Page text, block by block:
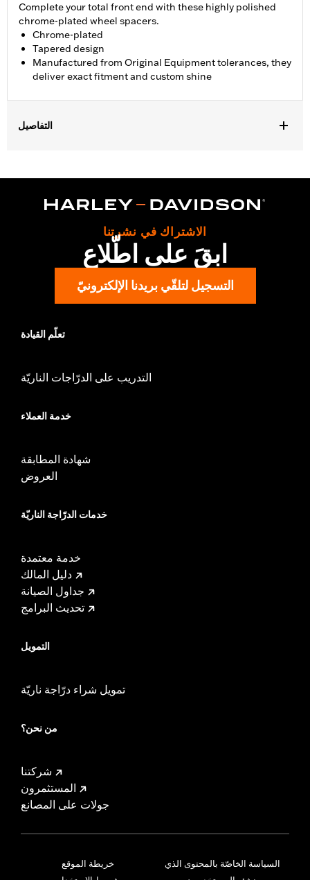
Complete your total front end with these highly polished
chrome-plated wheel spacers.
Chrome-plated
Tapered design
Manufactured from Original Equipment tolerances, they
deliver exact fitment and custom shine
التفاصيل
Sold In Units:Pair
1 year limited warranty – Go to
for full details
الاشتراك في نشرتنا
ابقَ على اطّلاع
التسجيل لتلقّي بريدنا الإلكترونيّ
تعلّم القيادة
التدريب على الدرّاجات الناريّة
خدمة العملاء
شهادة المطابقة
العروض
خدمات الدرّاجة الناريّة
خدمة معتمدة
دليل المالك
جداول الصيانة
تحديث البرامج
التمويل
تمويل شراء درّاجة ناريّة
من نحن؟
شركتنا
المستثمرون
جولات على المصانع
خريطة الموقع
السياسة الخاصّة بالمحتوى الذي